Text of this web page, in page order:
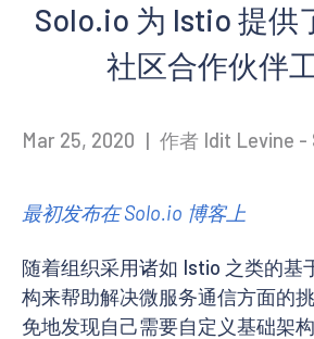
Solo.io 为 Istio 提供
社区合作伙伴工
Mar 25, 2020 | 作者 Idit Levine -
最初发布在 Solo.io 博客上
随着组织采用诸如 Istio 之类的基
构来帮助解决微服务通信方面的
免地发现自己需要自定义基础架